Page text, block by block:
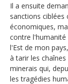
Il a ensuite
sanctions ciblées
économiques,
contre
l'Est de mon
à tarir les
minerais qui,
les tragédies